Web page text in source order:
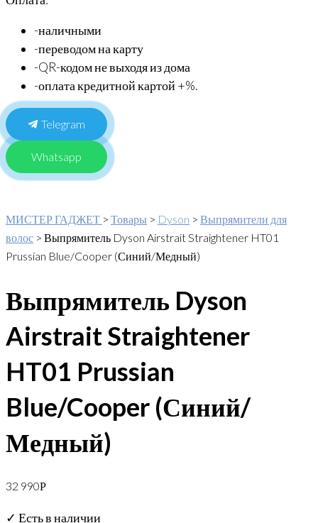
-наличными
-переводом на карту
-QR-кодом не выходя из дома
-оплата кредитной картой +%.
Telegram
Whatsapp
МИСТЕР ГАДЖЕТ > Товары > Dyson > Выпрямители для
волос > Выпрямитель Dyson Airstrait Straightener HT01
Prussian Blue/Cooper (Синий/Медный)
Выпрямитель Dyson
Airstrait Straightener
HT01 Prussian
Blue/Cooper (Синий/
Медный)
32 990Р
✓ Есть в наличии